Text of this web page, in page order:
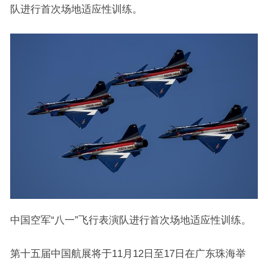
队进行首次场地适应性训练。
中国空军“八一”飞行表演队进行首次场地适应性训练。
第十五届中国航展将于11月12日至17日在广东珠海举